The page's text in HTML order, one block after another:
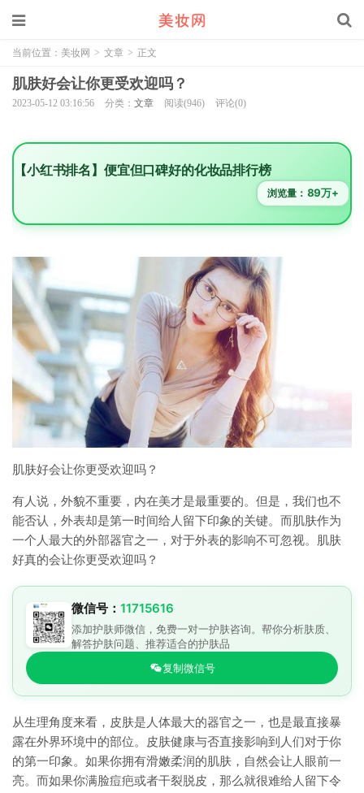
当前位置： 美妆网 > 文章 > 正文
肌肤好会让你更受欢迎吗？
2023-05-12 03:16:56 分类： 文章 阅读(946) 评论(0)
【小红书排名】便宜但口碑好的化妆品排行榜
浏览量： 89万+
肌肤好会让你更受欢迎吗？
有人说，外貌不重要，内在美才是最重要的。但是，我们也不
能否认，外表却是第一时间给人留下印象的关键。而肌肤作为
一个人最大的外部器官之一，对于外表的影响不可忽视。肌肤
好真的会让你更受欢迎吗？
微信号： 11715616
添加护肤师微信，免费一对一护肤咨询。帮你分析肤质、
解答护肤问题、推荐适合的护肤品
复制微信号
从生理角度来看，皮肤是人体最大的器官之一，也是最直接暴
露在外界环境中的部位。皮肤健康与否直接影响到人们对于你
的第一印象。如果你拥有滑嫩柔润的肌肤，自然会让人眼前一
亮。而如果你满脸痘疤或者干裂脱皮，那么就很难给人留下令